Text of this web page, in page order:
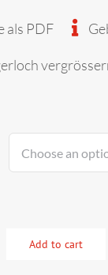
als PDF
Add to cart